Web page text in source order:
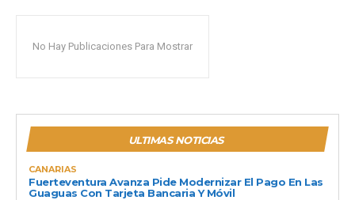
No Hay Publicaciones Para Mostrar
ULTIMAS NOTICIAS
CANARIAS
Fuerteventura Avanza Pide Modernizar El Pago En Las
Guaguas Con Tarjeta Bancaria Y Móvil